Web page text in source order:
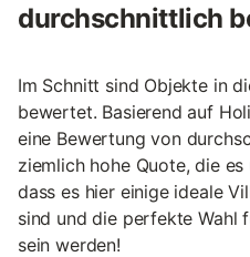
durchschnittlich
Im Schnitt sind Objekte in
bewertet. Basierend auf
eine Bewertung von
ziemlich hohe Quote, die
dass es hier einige ideale
sind und die perfekte Wahl
sein werden!